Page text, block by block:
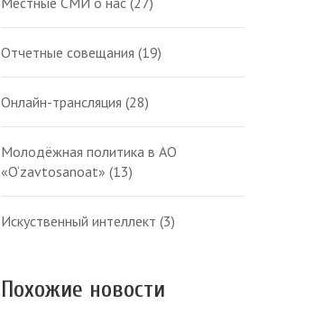
Отчетные совещания (19)
Онлайн-трансляция (28)
Молодёжная политика в АО
«O‘zavtosanoat» (13)
Искуственный интеллект (3)
Похожие новости